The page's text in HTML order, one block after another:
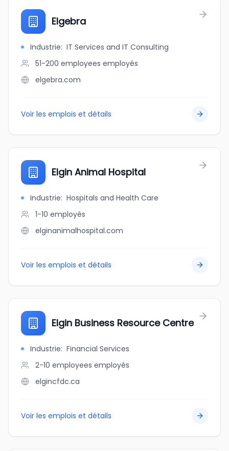
Elgebra
Industrie: IT Services and IT Consulting
51-200 employees employés
elgebra.com
Voir les emplois et détails
Elgin Animal Hospital
Industrie: Hospitals and Health Care
1-10 employés
elginanimalhospital.com
Voir les emplois et détails
Elgin Business Resource Centre
Industrie: Financial Services
2-10 employees employés
elgincfdc.ca
Voir les emplois et détails